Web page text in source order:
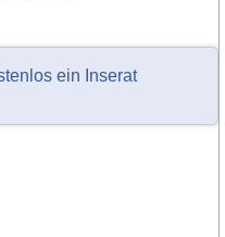
ein Inserat